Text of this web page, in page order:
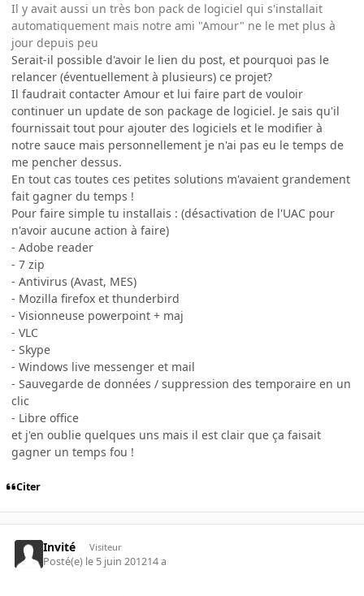
Il y avait aussi un très bon pack de logiciel qui s'installait
automatiquement mais notre ami "Amour" ne le met plus à
jour depuis peu
Serait-il possible d'avoir le lien du post, et pourquoi pas le
relancer (éventuellement à plusieurs) ce projet?
Il faudrait contacter Amour et lui faire part de vouloir
continuer un update de son package de logiciel. Je sais qu'il
fournissait tout pour ajouter des logiciels et le modifier à
notre sauce mais personnellement je n'ai pas eu le temps de
me pencher dessus.
En tout cas toutes ces petites solutions m'avaient grandement
fait gagner du temps !
Pour faire simple tu installais : (désactivation de l'UAC pour
n'avoir aucune action à faire)
- Adobe reader
- 7 zip
- Antivirus (Avast, MES)
- Mozilla firefox et thunderbird
- Visionneuse powerpoint + maj
- VLC
- Skype
- Windows live messenger et mail
- Sauvegarde de données / suppression des temporaire en un
clic
- Libre office
et j'en oublie quelques uns mais il est clair que ça faisait
gagner un temps fou !
Citer
Invité Visiteur
Posté(e) le 5 juin 201214 a